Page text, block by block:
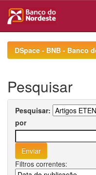
navigationDSpace - BNB - Banco
Pesquisar
Pesquisar:
por
Filtros correntes: